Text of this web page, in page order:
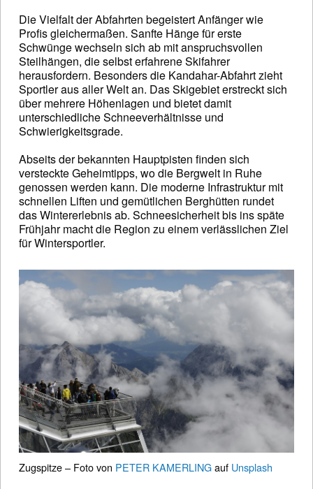
Die Vielfalt der Abfahrten begeistert Anfänger wie
Profis gleichermaßen. Sanfte Hänge für erste
Schwünge wechseln sich ab mit anspruchsvollen
Steilhängen, die selbst erfahrene Skifahrer
herausfordern. Besonders die Kandahar-Abfahrt zieht
Sportler aus aller Welt an. Das Skigebiet erstreckt sich
über mehrere Höhenlagen und bietet damit
unterschiedliche Schneeverhältnisse und
Schwierigkeitsgrade.
Abseits der bekannten Hauptpisten finden sich
versteckte Geheimtipps, wo die Bergwelt in Ruhe
genossen werden kann. Die moderne Infrastruktur mit
schnellen Liften und gemütlichen Berghütten rundet
das Wintererlebnis ab. Schneesicherheit bis ins späte
Frühjahr macht die Region zu einem verlässlichen Ziel
für Wintersportler.
Zugspitze – Foto von PETER KAMERLINGauf Unsplash